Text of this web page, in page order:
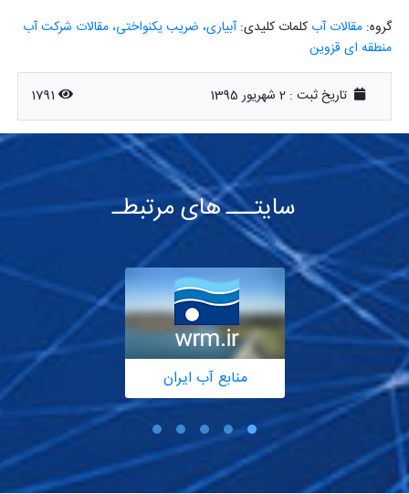
گروه:مقالات آب کلمات کلیدی:آبیاری، ضریب یکنواختی، مقالات شرکت آب
منطقه ای قزوین
تاریخ ثبت :2 شهریور 1395 1791
سایتـــ های مرتبطـ
منابع آب ایران